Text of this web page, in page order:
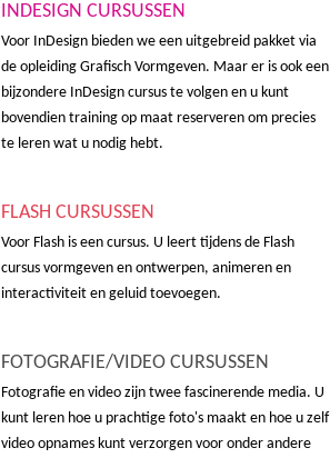
INDESIGN CURSUSSEN
Voor InDesign bieden we een uitgebreid pakket via
de opleiding Grafisch Vormgeven. Maar er is ook een
bijzondere InDesign cursus te volgen en u kunt
bovendien training op maat reserveren om precies
te leren wat u nodig hebt.
FLASH CURSUSSEN
Voor Flash is een cursus. U leert tijdens de Flash
cursus vormgeven en ontwerpen, animeren en
interactiviteit en geluid toevoegen.
FOTOGRAFIE/VIDEO CURSUSSEN
Fotografie en video zijn twee fascinerende media. U
kunt leren hoe u prachtige foto's maakt en hoe u zelf
video opnames kunt verzorgen voor onder andere